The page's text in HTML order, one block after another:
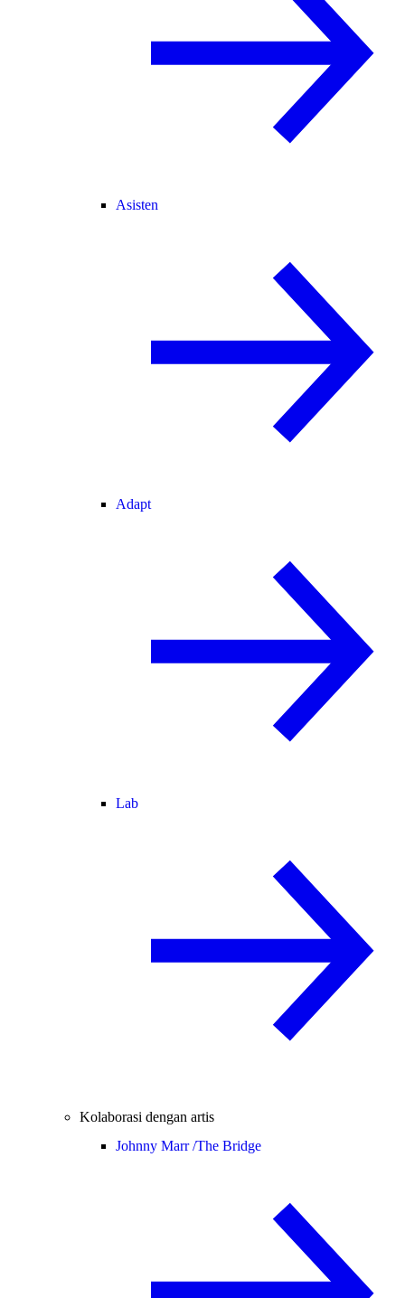
Asisten
Adapt
Lab
Kolaborasi dengan artis
Johnny Marr /The Bridge